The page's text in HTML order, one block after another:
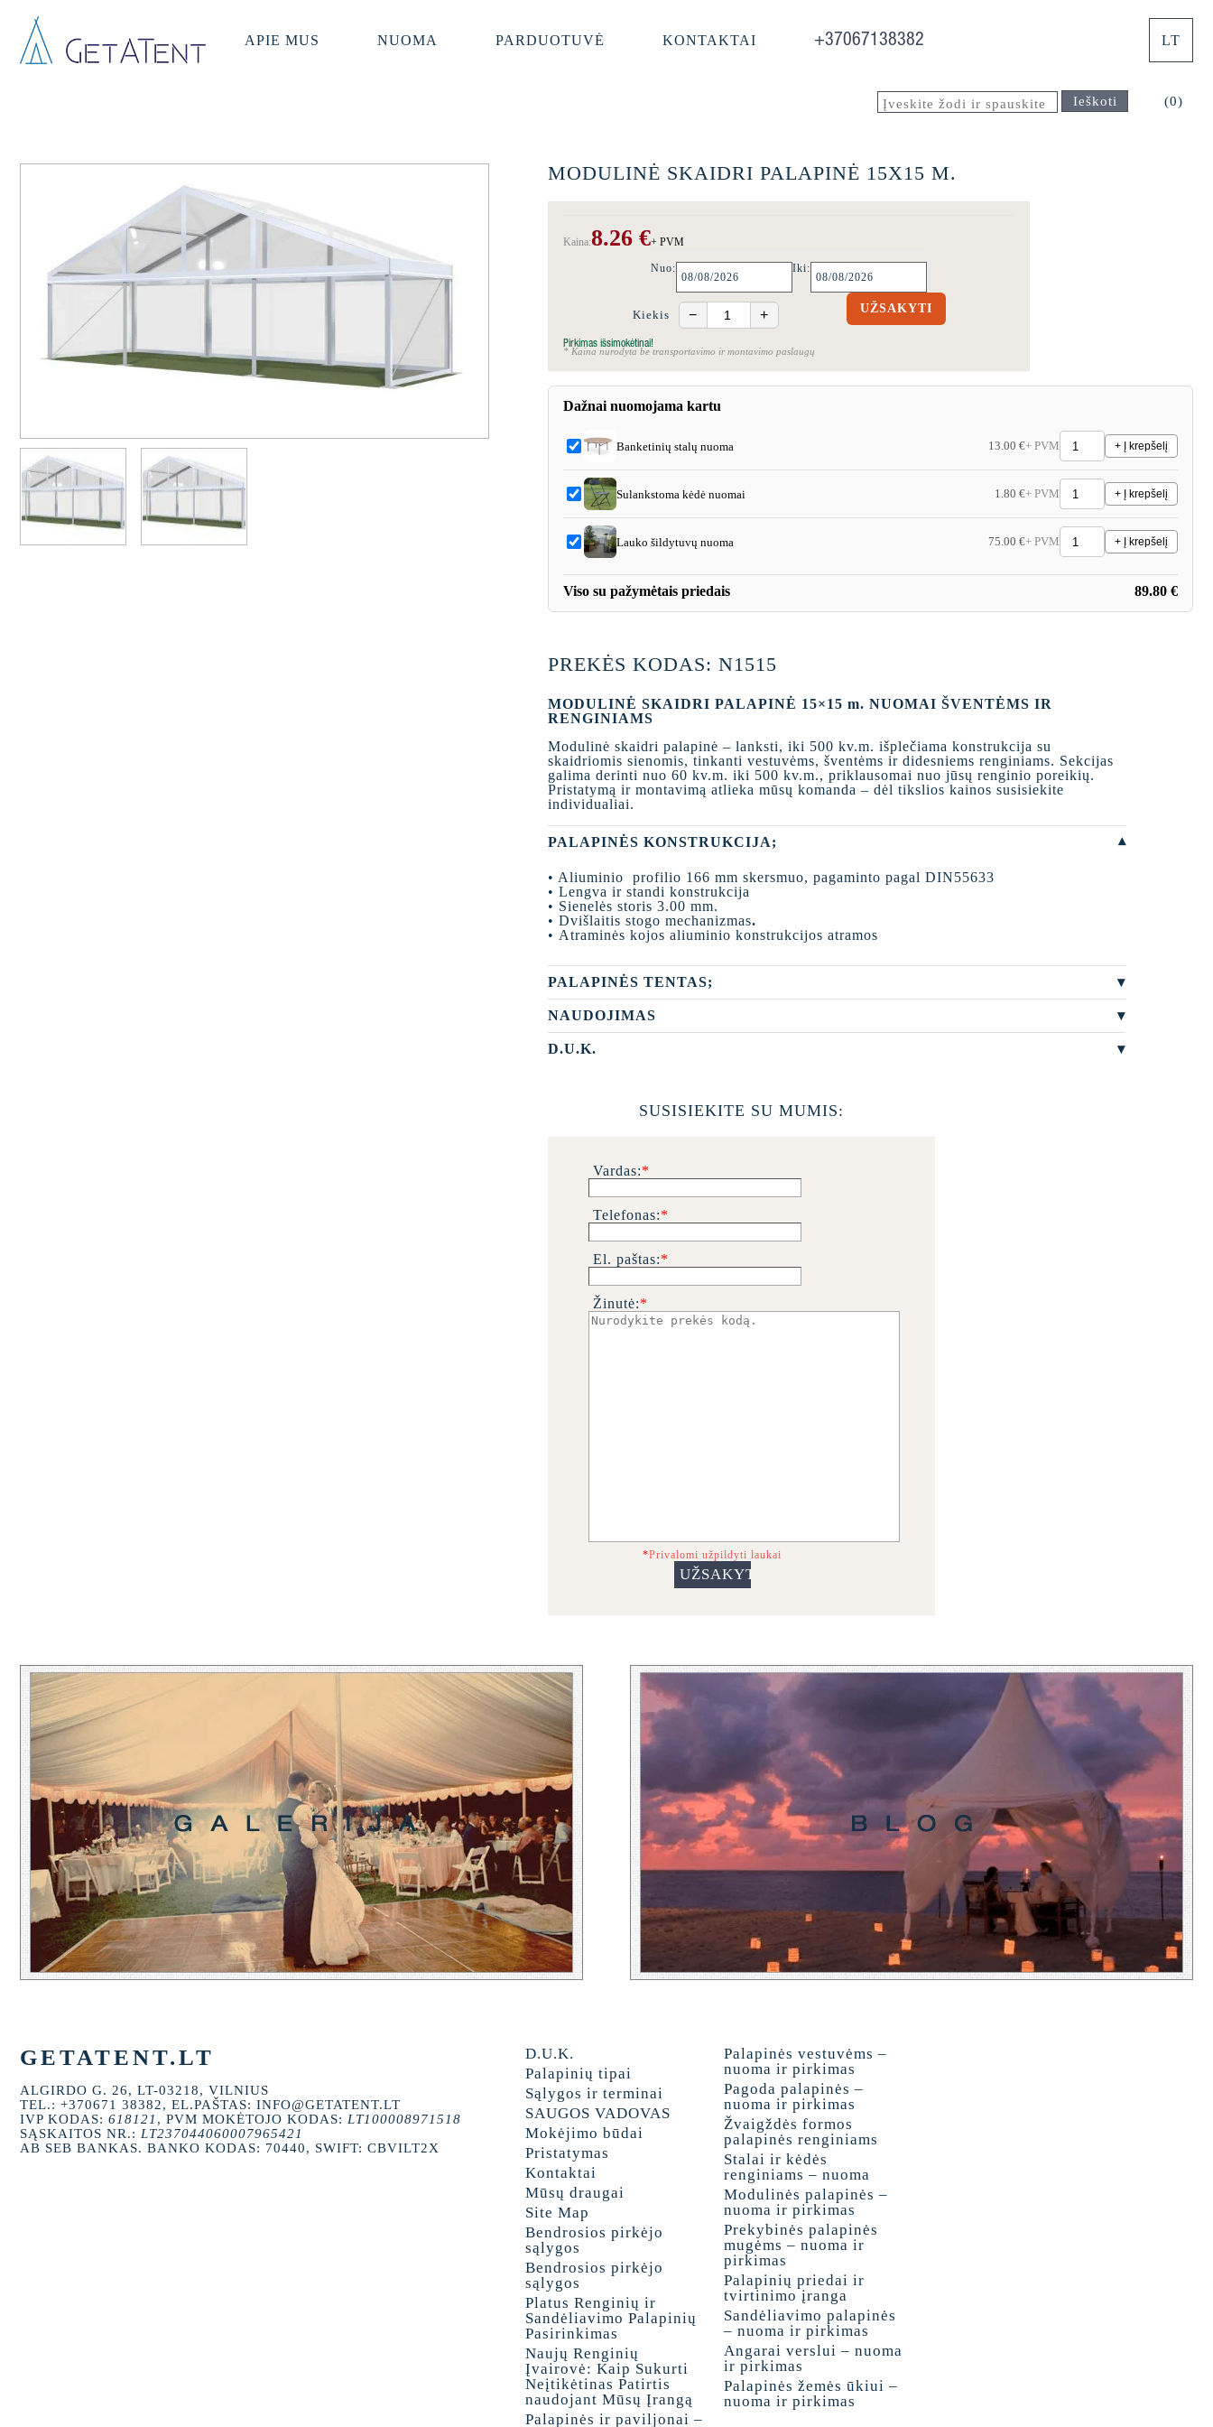
APIE MUS NUOMA PARDUOTUVĖ KONTAKTAI +37067138382 LT
Ieškoti (0)
MODULINĖ SKAIDRI PALAPINĖ 15X15 M.
Kaina:8.26 €+ PVM
* Kaina nurodyta be transportavimo ir montavimo paslaugų
Nuo: Iki:
Kiekis − + UŽSAKYTI
Pirkimas išsimokėtinai!
Dažnai nuomojama kartu
Banketinių stalų nuoma 13.00 €+ PVM + Į krepšelį
Sulankstoma kėdė nuomai 1.80 €+ PVM + Į krepšelį
Lauko šildytuvų nuoma 75.00 €+ PVM + Į krepšelį
Viso su pažymėtais priedais 89.80 €
PREKĖS KODAS: N1515
MODULINĖ SKAIDRI PALAPINĖ 15×15 m. NUOMAI ŠVENTĖMS IR
RENGINIAMS
Modulinė skaidri palapinė – lanksti, iki 500 kv.m. išplečiama konstrukcija su
skaidriomis sienomis, tinkanti vestuvėms, šventėms ir didesniems renginiams. Sekcijas
galima derinti nuo 60 kv.m. iki 500 kv.m., priklausomai nuo jūsų renginio poreikių.
Pristatymą ir montavimą atlieka mūsų komanda – dėl tikslios kainos susisiekite
individualiai.
PALAPINĖS KONSTRUKCIJA;
• Aliuminio profilio 166 mm skersmuo, pagaminto pagal DIN55633
• Lengva ir standi konstrukcija
• Sienelės storis 3.00 mm.
• Dvišlaitis stogo mechanizmas.
• Atraminės kojos aliuminio konstrukcijos atramos
PALAPINĖS TENTAS;
NAUDOJIMAS
D.U.K.
SUSISIEKITE SU MUMIS:
Vardas:*
Telefonas:*
El. paštas:*
Žinutė:*
*Privalomi užpildyti laukai
GETATENT.LT
ALGIRDO G. 26, LT-03218, VILNIUS
TEL.: +370671 38382, EL.PAŠTAS: INFO@GETATENT.LT
IVP KODAS: 618121 , PVM MOKĖTOJO KODAS: LT100008971518
SĄSKAITOS NR.: LT237044060007965421
AB SEB BANKAS. BANKO KODAS: 70440, SWIFT: CBVILT2X
D.U.K.
Palapinių tipai
Sąlygos ir terminai
SAUGOS VADOVAS
Mokėjimo būdai
Pristatymas
Kontaktai
Mūsų draugai
Site Map
Bendrosios pirkėjo
sąlygos
Bendrosios pirkėjo
sąlygos
Platus Renginių ir
Sandėliavimo Palapinių
Pasirinkimas
Naujų Renginių
Įvairovė: Kaip Sukurti
Neįtikėtinas Patirtis
naudojant Mūsų Įrangą
Palapinės ir paviljonai –
Palapinės vestuvėms –
nuoma ir pirkimas
Pagoda palapinės –
nuoma ir pirkimas
Žvaigždės formos
palapinės renginiams
Stalai ir kėdės
renginiams – nuoma
Modulinės palapinės –
nuoma ir pirkimas
Prekybinės palapinės
mugėms – nuoma ir
pirkimas
Palapinių priedai ir
tvirtinimo įranga
Sandėliavimo palapinės
– nuoma ir pirkimas
Angarai verslui – nuoma
ir pirkimas
Palapinės žemės ūkiui –
nuoma ir pirkimas